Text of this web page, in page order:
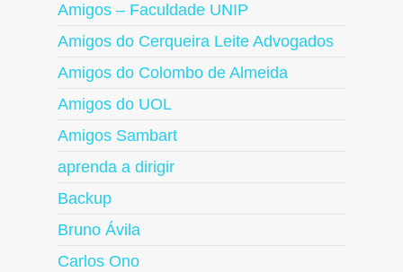
Amigos – Faculdade UNIP
Amigos do Cerqueira Leite Advogados
Amigos do Colombo de Almeida
Amigos do UOL
Amigos Sambart
aprenda a dirigir
Backup
Bruno Ávila
Carlos Ono